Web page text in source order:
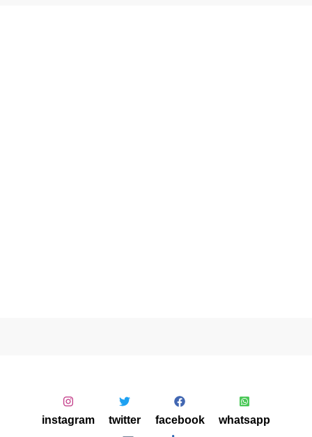
whatsapp
facebook
twitter
instagram